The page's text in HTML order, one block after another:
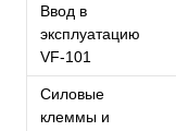
Ввод в
эксплуатацию
VF-101
Силовые
клеммы и